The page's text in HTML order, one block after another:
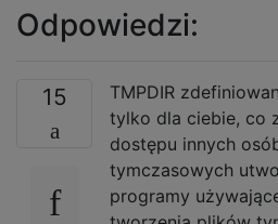
Odpowiedzi:
15
TMPDIR
tylko dla ciebie, co
dostępu innych
tymczasowych
programy